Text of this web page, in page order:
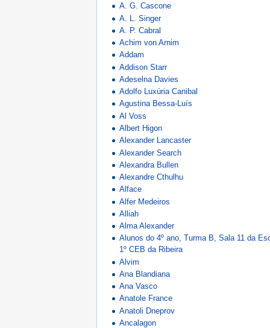
A. G. Cascone
A. L. Singer
A. P. Cabral
Achim von Arnim
Addam
Addison Starr
Adeselna Davies
Adolfo Luxúria Canibal
Agustina Bessa-Luís
Al Voss
Albert Higon
Alexander Lancaster
Alexander Search
Alexandra Bullen
Alexandre Cthulhu
Alface
Alfer Medeiros
Alliah
Alma Alexander
Alunos do 4º ano, Turma B, Sala 11 da
1º CEB da Ribeira
Alvim
Ana Blandiana
Ana Vasco
Anatole France
Anatoli Dneprov
Ancalagon